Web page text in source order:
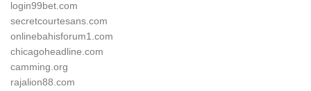
login99bet.com
secretcourtesans.com
onlinebahisforum1.com
chicagoheadline.com
camming.org
rajalion88.com